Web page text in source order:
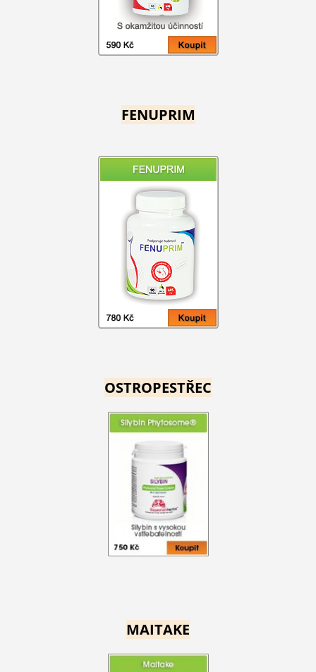
FENUPRIM
OSTROPESTŘEC
MAITAKE